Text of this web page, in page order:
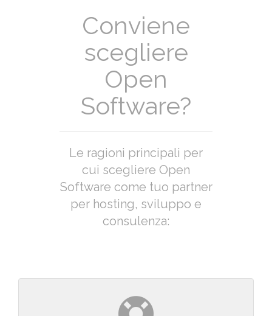
Conviene
scegliere
Open
Software?
Le ragioni principali per
cui scegliere Open
Software come tuo partner
per hosting, sviluppo e
consulenza: